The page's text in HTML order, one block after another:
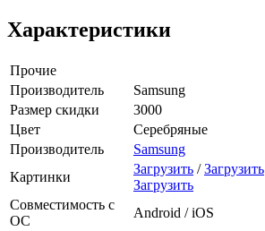
Характеристики
Прочие
Производитель
Samsung
Размер скидки
3000
Цвет
Серебряные
Производитель
Samsung
Картинки
Загрузить /Загрузить
Загрузить
Совместимость с
ОС
Android / iOS